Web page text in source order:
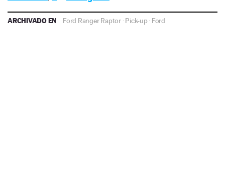
ARCHIVADO EN Ford Ranger Raptor·Pick-up · Ford